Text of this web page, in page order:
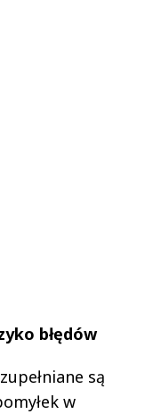
błędów
są
w